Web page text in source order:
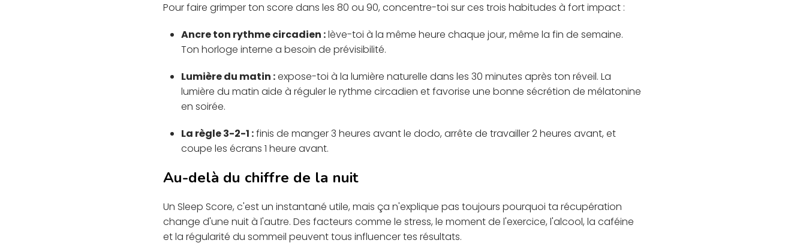
Pour faire grimper ton score dans les 80 ou 90, concentre-toi sur ces trois habitudes à fort impact :
Ancre ton rythme circadien :lève-toi à la même heure chaque jour, même la fin de semaine.
Ton horloge interne a besoin de prévisibilité.
Lumière du matin :expose-toi à la lumière naturelle dans les 30 minutes après ton réveil. La
lumière du matin aide à réguler le rythme circadien et favorise une bonne sécrétion de mélatonine
en soirée.
La règle 3-2-1 :finis de manger 3 heures avant le dodo, arrête de travailler 2 heures avant, et
coupe les écrans 1 heure avant.
Au-delà du chiffre de la nuit
Un Sleep Score, c'est un instantané utile, mais ça n'explique pas toujours pourquoi ta récupération
change d'une nuit à l'autre. Des facteurs comme le stress, le moment de l'exercice, l'alcool, la caféine
et la régularité du sommeil peuvent tous influencer tes résultats.